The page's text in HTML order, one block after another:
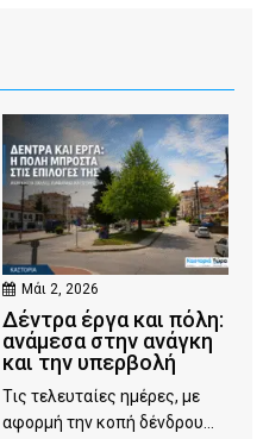
Μάι 2, 2026
Δέντρα έργα και πόλη:
ανάμεσα στην ανάγκη
και την υπερβολή
Τις τελευταίες ημέρες, με
αφορμή την κοπή δένδρου...